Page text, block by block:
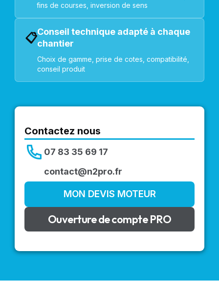
fins de courses, inversion de sens
📋Conseil technique adapté à chaque
chantier
Choix de gamme, prise de cotes, compatibilité,
conseil produit
Contactez nous
07 83 35 69 17
contact@n2pro.fr
MON DEVIS MOTEUR
Ouverture de compte PRO